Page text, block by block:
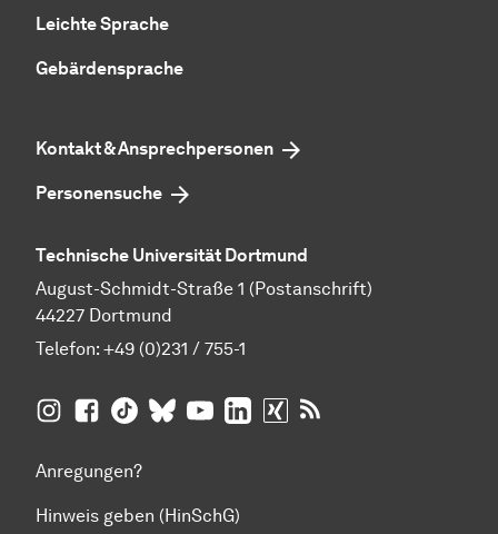
Leichte Sprache
Gebärdensprache
Kontakt & Ansprechpersonen
Personensuche
Technische Universität Dortmund
August-Schmidt-Straße 1 (Postanschrift)
44227 Dortmund
Telefon: +49 (0)231 / 755-1
TU Dortmund aufInsta­gram
TU Dortmund auf Facebook
TU Dortmund auf TikTok
TU Dortmund auf BlueSky
TU Dortmund auf YouTube
TU Dortmund auf LinkedIn
TU Dortmund auf XING
Anregungen?
Hinweis geben (HinSchG)